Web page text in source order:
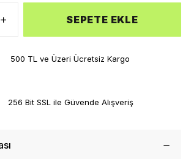
SEPETE EKLE
500 TL ve Üzeri Ücretsiz Kargo
256 Bit SSL ile Güvende Alışveriş